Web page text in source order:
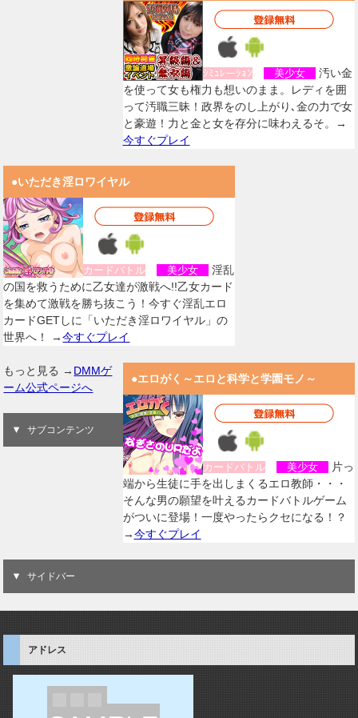
ｼﾐｭﾚーｼｮﾝ 美少女
汚い金
を使って女も権力も想いのまま。レディを囲
って汚職三昧！政界をのし上がり､金の力で女
と豪遊！力と金と女を存分に味わえるそ。→
今すぐプレイ
●いただき淫ロワイヤル
カードバトル 美少女
淫乱
の国を救うために乙女達が激戦へ!!乙女カード
を集めて激戦を勝ち抜こう！今すぐ淫乱エロ
カードGETしに「いただき淫ロワイヤル」の
世界へ！ →今すぐプレイ
●エロがく～エロと科学と学園モノ～
カードバトル 美少女
片っ
端から生徒に手を出しまくるエロ教師・・・
そんな男の願望を叶えるカードバトルゲーム
がついに登場！一度やったらクセになる！？
→今すぐプレイ
もっと見る → DMMゲ
ーム公式ページへ
サブコンテンツ
サイドバー
アドレス